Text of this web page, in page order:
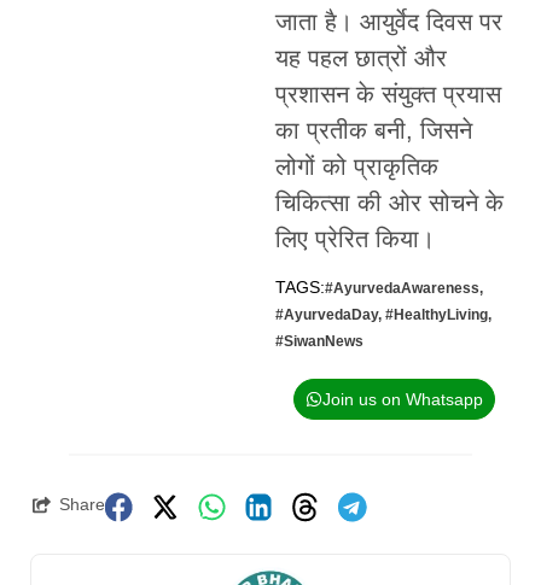
जाता है। आयुर्वेद दिवस पर
यह पहल छात्रों और
प्रशासन के संयुक्त प्रयास
का प्रतीक बनी, जिसने
लोगों को प्राकृतिक
चिकित्सा की ओर सोचने के
लिए प्रेरित किया।
TAGS:#AyurvedaAwareness,
#AyurvedaDay, #HealthyLiving,
#SiwanNews
Join us on Whatsapp
Share